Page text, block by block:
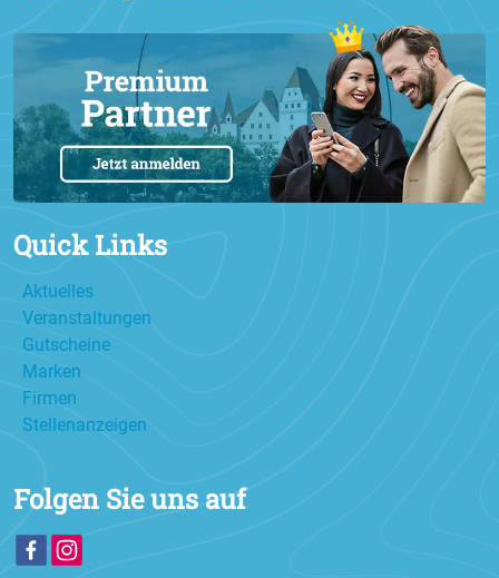
Quick Links
Aktuelles
Veranstaltungen
Gutscheine
Marken
Firmen
Stellenanzeigen
Folgen Sie uns auf